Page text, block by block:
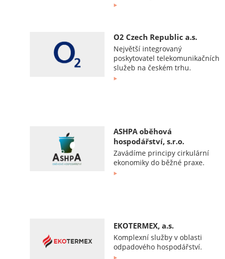
O2 Czech Republic a.s.
Největší integrovaný
poskytovatel telekomunikačních
služeb na českém trhu.
ASHPA oběhová
hospodářství, s.r.o.
Zavádíme principy cirkulární
ekonomiky do běžné praxe.
EKOTERMEX, a.s.
Komplexní služby v oblasti
odpadového hospodářství.